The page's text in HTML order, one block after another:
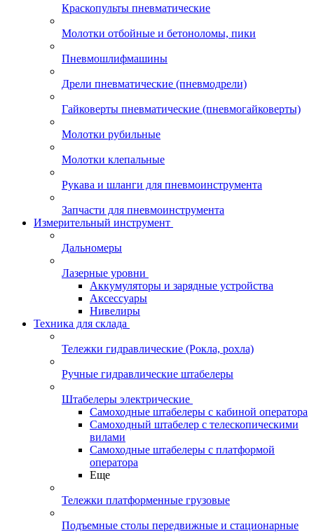
Краскопульты пневматические
Молотки отбойные и бетоноломы, пики
Пневмошлифмашины
Дрели пневматические (пневмодрели)
Гайковерты пневматические (пневмогайковерты)
Молотки рубильные
Молотки клепальные
Рукава и шланги для пневмоинструмента
Запчасти для пневмоинструмента
Измерительный инструмент
Дальномеры
Лазерные уровни
Аккумуляторы и зарядные устройства
Аксессуары
Нивелиры
Техника для склада
Тележки гидравлические (Рокла, рохла)
Ручные гидравлические штабелеры
Штабелеры электрические
Самоходные штабелеры с кабиной оператора
Самоходный штабелер с телескопическими
вилами
Самоходные штабелеры с платформой
оператора
Еще
Тележки платформенные грузовые
Подъемные столы передвижные и стационарные